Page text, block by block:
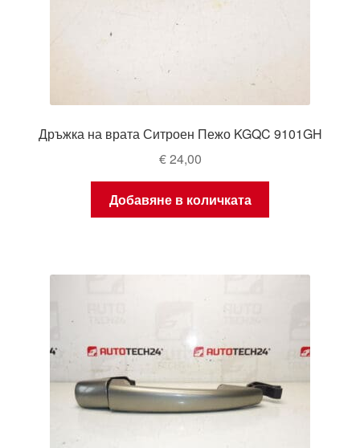
Дръжка на врата Ситроен Пежо KGQC 9101GH
€24,00
Добавяне в количката